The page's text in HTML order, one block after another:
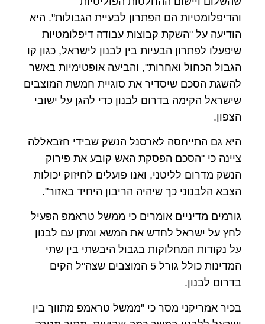
והדיפלומטיות הם הפתרון לבעיית הגבולות". היא
הודיעה על "השקת קבוצות עבודה דיפלומטיות
שיפעלו לפתרון הבעיות בין לבנון לישראל, כגון קו
הגבול הכחול ואחרות", והביעה אופטימיות באשר
להשגת הסכם שיסדיר את סוגיית חמשת המוצבים
שישראל הקימה בדרום לבנון כדי להגן על ישובי
הצפון.
היא גם התייחסה לארסנל הנשק שבידי חזבאללה
ציינה כי "הסכם הפסקת האש קובע את פירוק
הנשק מדרום לליטני, ואנו פועלים לחיזוק יכולות
הצבא הלבנוני כך שיהיה הריבון היחיד באזור".
גורמים מדיניים אומרים כי ממשל טראמפ הפעיל
לחץ על ישראל לחדש את המשא ומתן עם לבנון
על נקודות המחלוקות בגבול היבשתי בין שתי
המדינות כולל גורל 5 המוצבים שצה"ל הקים
בדרום לבנון.
בכיר אמריקני מסר כי "ממשל טראמפ מתווך בין